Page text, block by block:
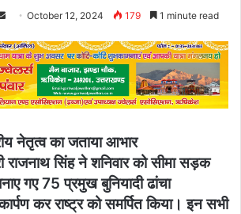
Send
email
October 12, 2024 179 1 minute read
नेतृत्व का जताया आभार
राजनाथ सिंह ने शनिवार को सीमा सड़क
गए 75 प्रमुख बुनियादी ढांचा
कर राष्ट्र को समर्पित किया। इन सभी